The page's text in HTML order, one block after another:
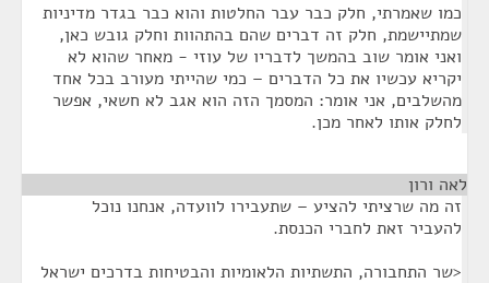
כמו שאמרתי, חלק כבר עבר החלטות והוא כבר בגדר מדיניות
שמתיישמת, חלק זה דברים שהם בהתהוות וחלק גובש כאן,
ואני אומר שוב בהמשך לדבריו של עוזי - מאחר שהוא לא
יקריא עכשיו את כל הדברים – כמי שהייתי מעורב בכל אחד
מהשלבים, אני אומר: המסמך הזה הוא אגב לא חשאי, אפשר
לחלק אותו לאחר מכן.
לאה ורון
זה מה שרציתי להציע – שתעבירו לוועדה, אנחנו נוכל
להעביר זאת לחברי הכנסת.
<שר התחבורה, התשתיות הלאומיות והבטיחות בדרכים ישראל